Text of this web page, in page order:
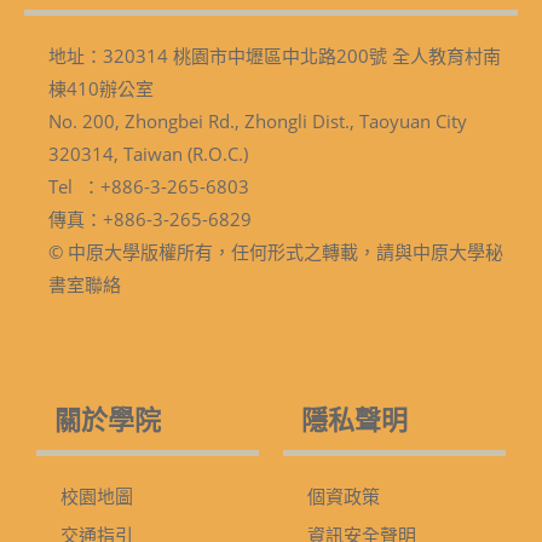
地址：320314 桃園市中壢區中北路200號 全人教育村南
棟410辦公室
No. 200, Zhongbei Rd., Zhongli Dist., Taoyuan City
320314, Taiwan (R.O.C.)
Tel ：+886-3-265-6803
傳真：+886-3-265-6829
© 中原大學版權所有，任何形式之轉載，請與中原大學秘
書室聯絡
關於學院
校園地圖
交通指引
隱私聲明
個資政策
資訊安全聲明